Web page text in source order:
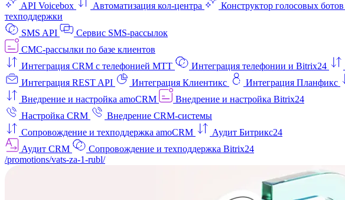
API Voicebox
Автоматизация кол‑центра Конструктор голосовых ботов
техподдержки
SMS API
Сервис SMS-рассылок
СМС-рассылки по базе клиентов
Интеграция CRM с телефонией МТТ
Интеграция телефонии и Bitrix24
Интеграция REST API
Интеграция Клиентикс Интеграция Планфикс
Внедрение и настройка amoCRM
Внедрение и настройка Bitrix24
Настройка CRM
Внедрение CRM-системы
Сопровождение и техподдержка amoCRM
Аудит Битрикс24
Аудит CRM
Сопровождение и техподдержка Bitrix24
/promotions/vats-za-1-rubl/